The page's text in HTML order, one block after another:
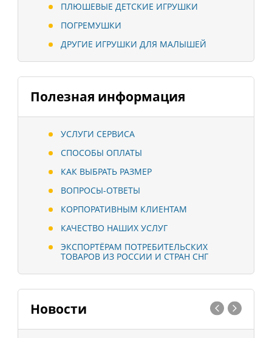
ПЛЮШЕВЫЕ ДЕТСКИЕ ИГРУШКИ
ПОГРЕМУШКИ
ДРУГИЕ ИГРУШКИ ДЛЯ МАЛЫШЕЙ
Полезная информация
УСЛУГИ СЕРВИСА
СПОСОБЫ ОПЛАТЫ
КАК ВЫБРАТЬ РАЗМЕР
ВОПРОСЫ-ОТВЕТЫ
КОРПОРАТИВНЫМ КЛИЕНТАМ
КАЧЕСТВО НАШИХ УСЛУГ
ЭКСПОРТЁРАМ ПОТРЕБИТЕЛЬСКИХ
ТОВАРОВ ИЗ РОССИИ И СТРАН СНГ
Новости